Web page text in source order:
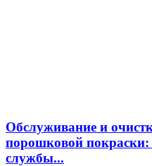
Обслуживание и
порошковой покраски:
службы...